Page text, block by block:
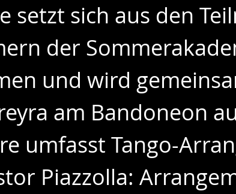
setzt sich aus den
der
und wird
am Bandoneon
umfasst Tango-
Piazzolla: